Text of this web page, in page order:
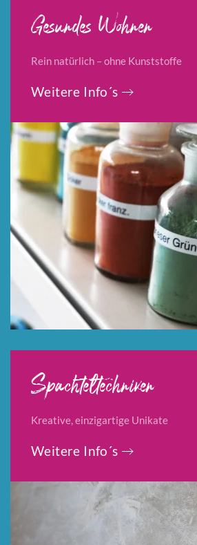
Gesundes Wohnen
Rein natürlich – ohne Kunststoffe
Weitere Info´s
Spachteltechniken
Kreative, einzigartige Unikate
Weitere Info´s